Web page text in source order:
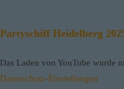
Partyschiff Heidelberg
Das Laden von YouTube wurde
Datenschutz-Einstellungen